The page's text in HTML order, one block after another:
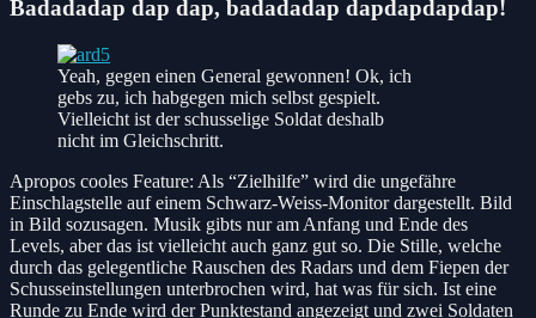
Badadadap dap dap, badadadap dapdapdapdap!
Yeah, gegen einen General gewonnen! Ok, ich
gebs zu, ich habgegen mich selbst gespielt.
Vielleicht ist der schusselige Soldat deshalb
nicht im Gleichschritt.
Apropos cooles Feature: Als “Zielhilfe” wird die ungefähre
Einschlagstelle auf einem Schwarz-Weiss-Monitor dargestellt. Bild
in Bild sozusagen. Musik gibts nur am Anfang und Ende des
Levels, aber das ist vielleicht auch ganz gut so. Die Stille, welche
durch das gelegentliche Rauschen des Radars und dem Fiepen der
Schusseinstellungen unterbrochen wird, hat was für sich. Ist eine
Runde zu Ende wird der Punktestand angezeigt und zwei Soldaten